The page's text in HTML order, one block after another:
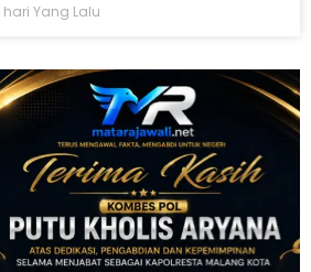
hari Yang Lalu